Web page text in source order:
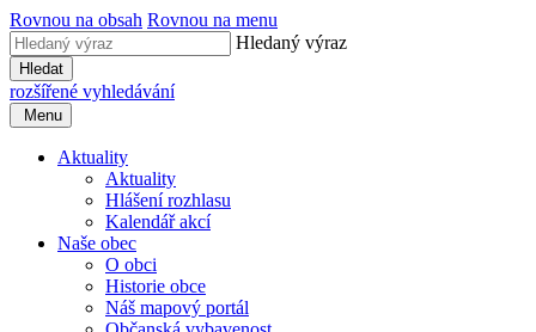
Rovnou na obsah Rovnou na menu
Hledaný výraz
Hledat
rozšířené vyhledávání
Menu
Aktuality
Aktuality
Hlášení rozhlasu
Kalendář akcí
Naše obec
O obci
Historie obce
Náš mapový portál